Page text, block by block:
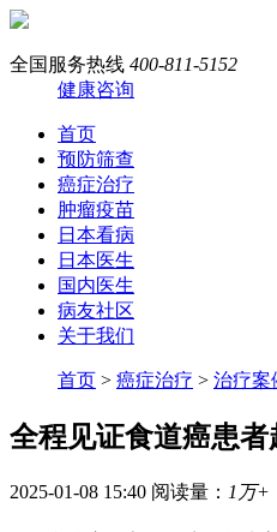
全国服务热线 400-811-5152
健康咨询
首页
预防筛查
癌症治疗
肿瘤疫苗
日本看病
日本医生
国内医生
病友社区
关于我们
首页 > 癌症治疗 > 治疗案
全程见证食道癌患
2025-01-08 15:40 阅读量： 1万+